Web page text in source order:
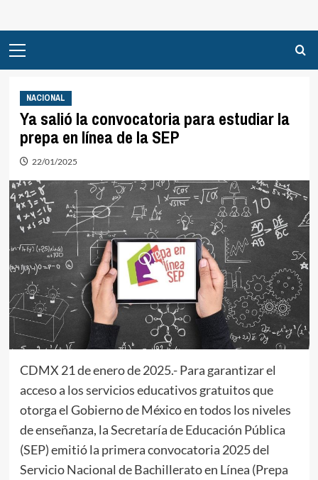
Menu
NACIONAL
Ya salió la convocatoria para estudiar la
prepa en línea de la SEP
22/01/2025
CDMX 21 de enero de 2025.- Para garantizar el
acceso a los servicios educativos gratuitos que
otorga el Gobierno de México en todos los niveles
de enseñanza, la Secretaría de Educación Pública
(SEP) emitió la primera convocatoria 2025 del
Servicio Nacional de Bachillerato en Línea (Prepa